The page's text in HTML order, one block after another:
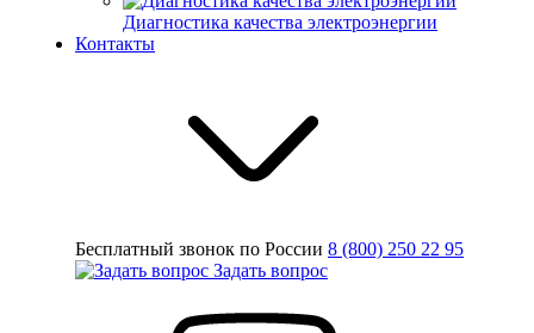
Диагностика качества электроэнергии
Контакты
Бесплатный звонок по России 8 (800) 250 22 95
Задать вопрос